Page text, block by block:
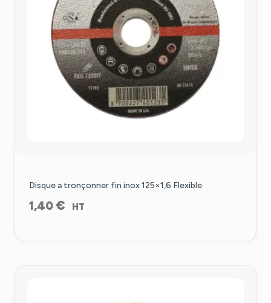
Disque a tronçonner fin inox 125×1,6 Flexible
1,40€ HT